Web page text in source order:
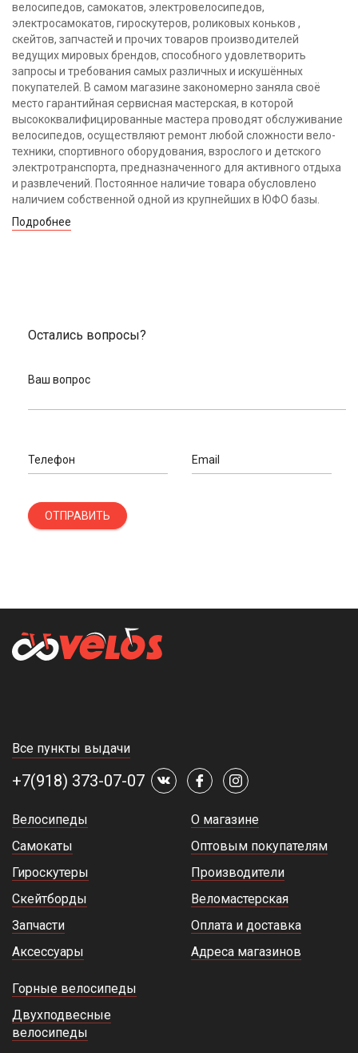
велосипедов, самокатов, электровелосипедов,
электросамокатов, гироскутеров, роликовых коньков ,
скейтов, запчастей и прочих товаров производителей
ведущих мировых брендов, способного удовлетворить
запросы и требования самых различных и искушённых
покупателей. В самом магазине закономерно заняла своё
место гарантийная сервисная мастерская, в которой
высококвалифицированные мастера проводят обслуживание
велосипедов, осуществляют ремонт любой сложности вело-
техники, спортивного оборудования, взрослого и детского
электротранспорта, предназначенного для активного отдыха
и развлечений. Постоянное наличие товара обусловлено
наличием собственной одной из крупнейших в ЮФО базы.
Подробнее
Остались вопросы?
Ваш вопрос
Телефон Email
ОТПРАВИТЬ
Все пункты выдачи
+7(918) 373-07-07
Велосипеды
Самокаты
Гироскутеры
Скейтборды
Запчасти
Аксессуары
О магазине
Оптовым покупателям
Производители
Веломастерская
Оплата и доставка
Адреса магазинов
Горные велосипеды
Двухподвесные
велосипеды